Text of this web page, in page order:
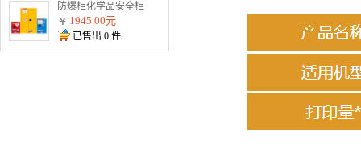
防爆柜化学品安全柜
存放柜易燃易爆危化
品储存柜酒精双锁试
剂柜油漆防火防爆箱
45加仑黄色
1945.00元
已售出 0 件